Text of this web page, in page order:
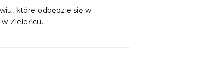
które odbędzie się w
Zieleńcu.